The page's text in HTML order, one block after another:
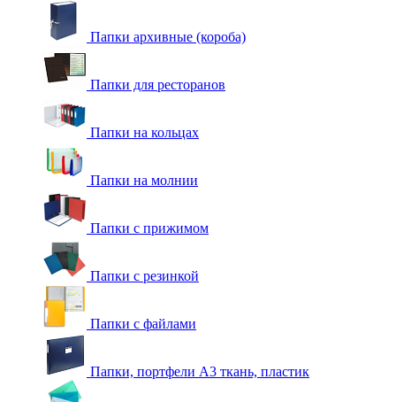
Папки архивные (короба)
Папки для ресторанов
Папки на кольцах
Папки на молнии
Папки с прижимом
Папки с резинкой
Папки с файлами
Папки, портфели А3 ткань, пластик